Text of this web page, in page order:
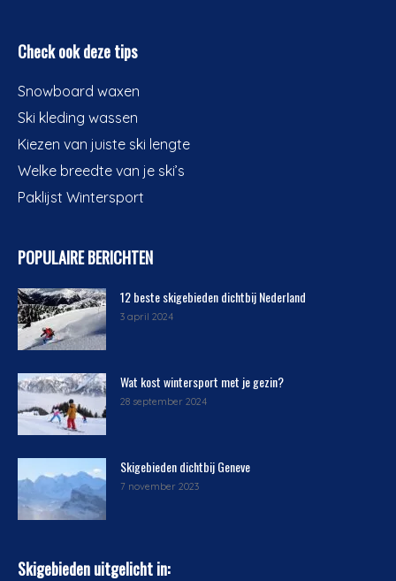
Check ook deze tips
Snowboard waxen
Ski kleding wassen
Kiezen van juiste ski lengte
Welke breedte van je ski’s
Paklijst Wintersport
POPULAIRE BERICHTEN
12 beste skigebieden dichtbij Nederland
3 april 2024
Wat kost wintersport met je gezin?
28 september 2024
Skigebieden dichtbij Geneve
7 november 2023
Skigebieden uitgelicht in: